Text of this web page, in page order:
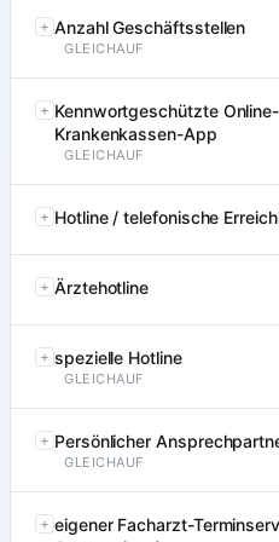
Anzahl Geschäftsstellen
GLEICHAUF
Kennwortgeschützte
Krankenkassen-App
GLEICHAUF
Hotline / telefonische
Ärztehotline
spezielle Hotline
GLEICHAUF
Persönlicher
GLEICHAUF
eigener Facharzt-